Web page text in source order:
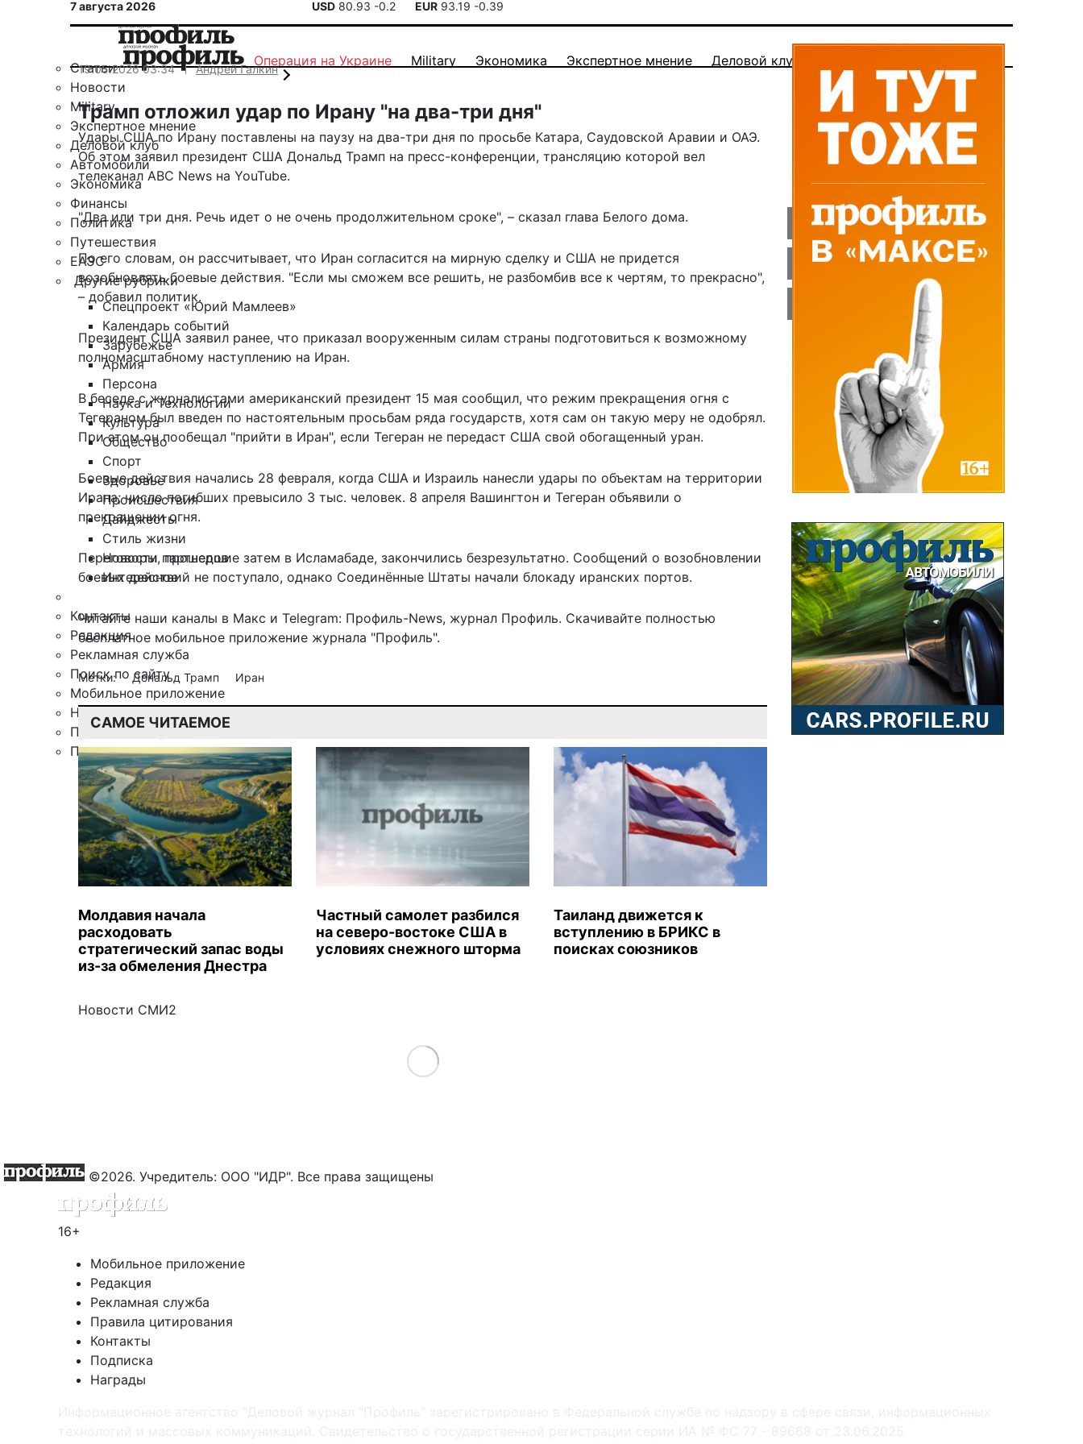
7 августа 2026 USD 80.93 -0.2 EUR 93.19 -0.39
Статьи
Новости
Military
Экспертное мнение
Деловой клуб
Автомобили
Экономика
Финансы
Политика
Путешествия
ЕАЭС
Другие рубрики
Спецпроект «Юрий Мамлеев»
Календарь событий
Зарубежье
Армия
Персона
Наука и Технологии
Культура
Общество
Спорт
Здоровье
Происшествия
Дайджесты
Стиль жизни
Новости партнеров
Интересное
Контакты
Редакция
Рекламная служба
Поиск по сайту
Мобильное приложение
Награды
Правила цитирования
Подписка
Операция на Украине Military Экономика Экспертное мнение Деловой клуб
19.05.2026 03:34 Андрей Галкин
Трамп отложил удар по Ирану "на два-три дня"
Удары США по Ирану поставлены на паузу на два-три дня по просьбе Катара, Саудовской Аравии и ОАЭ.
Об этом заявил президент США Дональд Трамп на пресс-конференции, трансляцию которой вел
телеканал ABC News на YouTube.
"Два или три дня. Речь идет о не очень продолжительном сроке", – сказал глава Белого дома.
По его словам, он рассчитывает, что Иран согласится на мирную сделку и США не придется
возобновлять боевые действия. "Если мы сможем все решить, не разбомбив все к чертям, то прекрасно",
– добавил политик.
Президент США заявил ранее, что приказал вооруженным силам страны подготовиться к возможному
полномасштабному наступлению на Иран.
В беседе с журналистами американский президент 15 мая сообщил, что режим прекращения огня с
Тегераном был введен по настоятельным просьбам ряда государств, хотя сам он такую меру не одобрял.
При этом он пообещал "прийти в Иран", если Тегеран не передаст США свой обогащенный уран.
Боевые действия начались 28 февраля, когда США и Израиль нанесли удары по объектам на территории
Ирана; число погибших превысило 3 тыс. человек. 8 апреля Вашингтон и Тегеран объявили о
прекращении огня.
Переговоры, прошедшие затем в Исламабаде, закончились безрезультатно. Сообщений о возобновлении
боевых действий не поступало, однако Соединённые Штаты начали блокаду иранских портов.
Читайте наши каналы в Макс и Telegram: Профиль-News, журнал Профиль. Скачивайте полностью
бесплатное мобильное приложение журнала "Профиль".
Метки: Дональд Трамп Иран
САМОЕ ЧИТАЕМОЕ
Молдавия начала
расходовать
стратегический запас воды
из-за обмеления Днестра
Частный самолет разбился
на северо-востоке США в
условиях снежного шторма
Таиланд движется к
вступлению в БРИКС в
поисках союзников
Новости СМИ2
Load More
©2026. Учредитель: ООО "ИДР". Все права защищены
16+
Мобильное приложение
Редакция
Рекламная служба
Правила цитирования
Контакты
Подписка
Награды